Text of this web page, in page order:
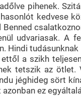
pihenek.
kedvese
udvariasak. A
Hindi
a szikh
tetszik az ötlet.
jéghideg sört
ez